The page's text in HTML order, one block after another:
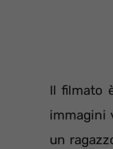
Il filmato
immagini
un